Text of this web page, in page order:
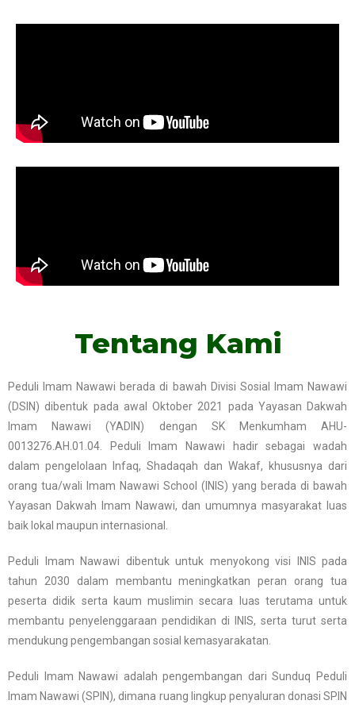
Tentang Kami
Peduli Imam Nawawi berada di bawah Divisi Sosial Imam Nawawi
(DSIN) dibentuk pada awal Oktober 2021 pada Yayasan Dakwah
Imam Nawawi (YADIN) dengan SK Menkumham AHU-
0013276.AH.01.04. Peduli Imam Nawawi hadir sebagai wadah
dalam pengelolaan Infaq, Shadaqah dan Wakaf, khususnya dari
orang tua/wali Imam Nawawi School (INIS) yang berada di bawah
Yayasan Dakwah Imam Nawawi, dan umumnya masyarakat luas
baik lokal maupun internasional.
Peduli Imam Nawawi dibentuk untuk menyokong visi INIS pada
tahun 2030 dalam membantu meningkatkan peran orang tua
peserta didik serta kaum muslimin secara luas terutama untuk
membantu penyelenggaraan pendidikan di INIS, serta turut serta
mendukung pengembangan sosial kemasyarakatan.
Peduli Imam Nawawi adalah pengembangan dari Sunduq Peduli
Imam Nawawi (SPIN), dimana ruang lingkup penyaluran donasi SPIN